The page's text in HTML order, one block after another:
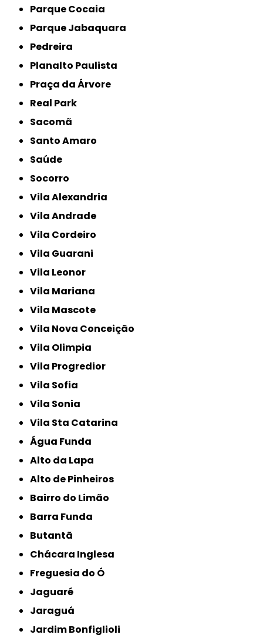
Parque Cocaia
Parque Jabaquara
Pedreira
Planalto Paulista
Praça da Árvore
Real Park
Sacomã
Santo Amaro
Saúde
Socorro
Vila Alexandria
Vila Andrade
Vila Cordeiro
Vila Guarani
Vila Leonor
Vila Mariana
Vila Mascote
Vila Nova Conceição
Vila Olimpia
Vila Progredior
Vila Sofia
Vila Sonia
Vila Sta Catarina
Água Funda
Alto da Lapa
Alto de Pinheiros
Bairro do Limão
Barra Funda
Butantã
Chácara Inglesa
Freguesia do Ó
Jaguaré
Jaraguá
Jardim Bonfiglioli